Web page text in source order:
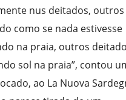
nus deitados, outros
como se nada estivesse
na praia, outros
sol na praia”, contou
ao La Nuova